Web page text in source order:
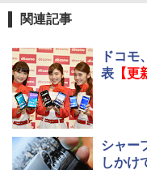
関連記事
ドコ
表【更
シャー
しかけ